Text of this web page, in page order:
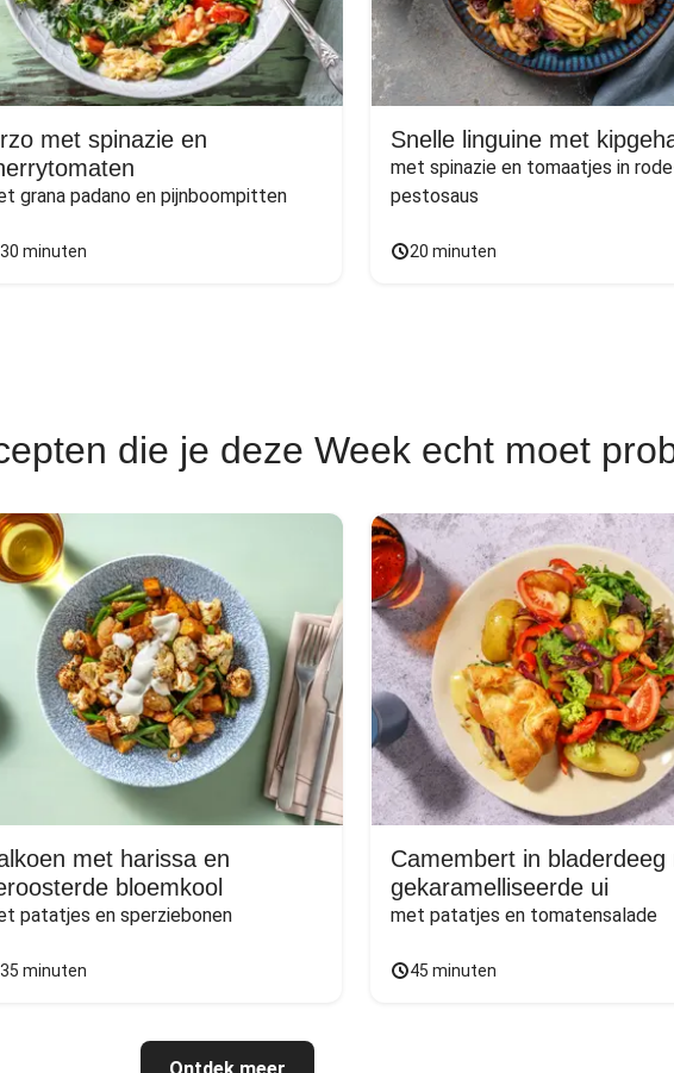
met spinazie en
grana padano en pijnboompitten
30 minuten
Snelle linguine met
met spinazie en tomaatjes in
pestosaus
20 minuten
die je deze Week echt moet
met harissa en
bloemkool
patatjes en sperziebonen
35 minuten
Camembert in bladerdeeg
gekaramelliseerde ui
met patatjes en tomatensalade
45 minuten